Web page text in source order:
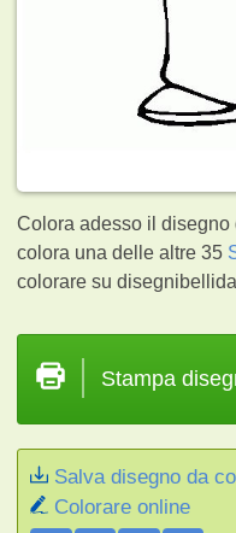
Colora adesso il disegno
colora una delle altre 35
colorare su
Stampa
Salva disegno da
Colorare online